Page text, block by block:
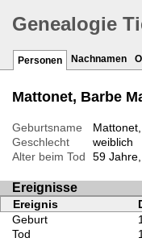
Genealogie
Personen Nachnamen
Mattonet, Barbe
Geburtsname
Geschlecht
weiblich
Alter beim Tod
59
Ereignisse
Ereignis
Geburt
Tod